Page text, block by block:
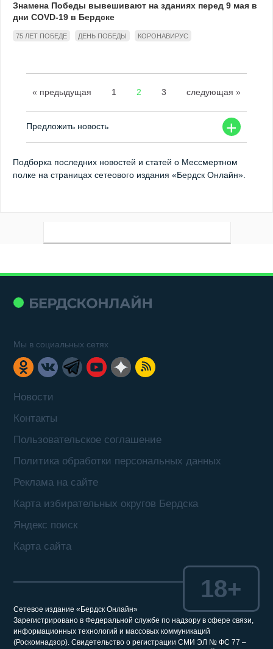
Знамена Победы вывешивают на зданиях перед 9 мая в
дни COVD-19 в Бердске
75 ЛЕТ ПОБЕДЕ ДЕНЬ ПОБЕДЫ КОРОНАВИРУС
+
Предложить новость
« предыдущая 1 2 3 следующая »
Подборка последних новостей и статей о Мессмертном
полке на страницах сетеового издания «Бердск Онлайн».
Новости
Контакты
Пользовательское соглашение
Политика обработки персональных данных
Реклама на сайте
Карта избирательных округов Бердска
Яндекс поиск
Карта сайта
Мы в социальных сетях
Сетевое издание «Бердск Онлайн»
Зарегистрировано в Федеральной службе по надзору в сфере связи,
информационных технологий и массовых коммуникаций
(Роскомнадзор). Свидетельство о регистрации СМИ ЭЛ № ФС 77 –
18+